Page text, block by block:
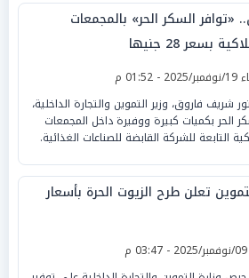
«توافر السكر الحر» بالمجمعات
بسعر 28 جنيها
م
شريف فاروق، وزير التموين والتجارة الداخلية،
الحر بكميات كبيرة ووفيرة داخل المجمعات
التابعة للشركة القابضة للصناعات الغذائية.
تعلن طرح الزيوت الحرة بأسعار